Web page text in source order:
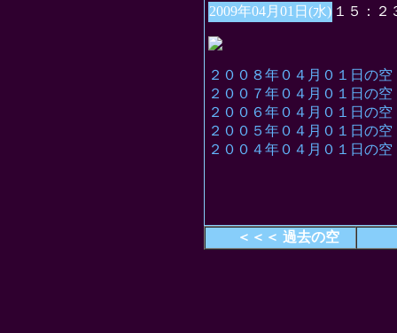
2009年04月01日(水) １５：２
２００８年０４月０１日の空
２００７年０４月０１日の空
２００６年０４月０１日の空
２００５年０４月０１日の空
２００４年０４月０１日の空
＜＜＜ 過去の空